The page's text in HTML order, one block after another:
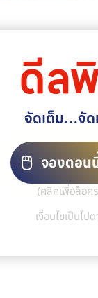
ดีล
จัดเต็ม…จัด
🖱️ จองตอน
(คลิกเพื่อล็อค
เงื่อนไขเป็นไ